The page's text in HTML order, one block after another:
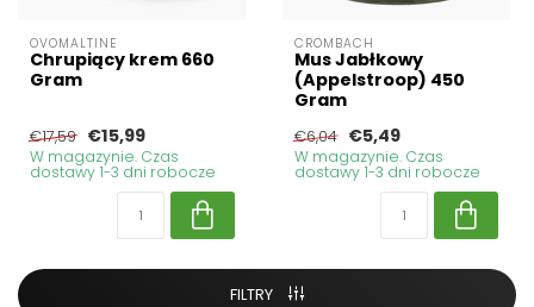
OVOMALTINE
Chrupiący krem 660
Gram
€17,59 €15,99
W magazynie. Czas
dostawy 1-3 dni robocze
CROMBACH
Mus Jabłkowy
(Appelstroop) 450
Gram
€6,04 €5,49
W magazynie. Czas
dostawy 1-3 dni robocze
FILTRY